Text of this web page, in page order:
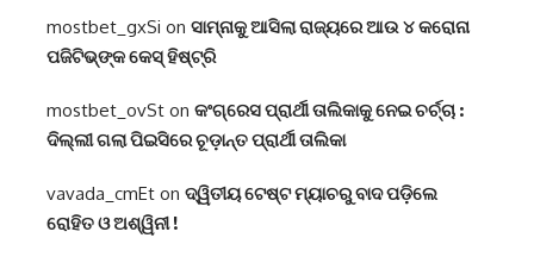
mostbet_gxSi on ସାମ୍ନାକୁ ଆସିଲା ରାଜ୍ୟରେ ଆଉ ୪ କରୋନା
ପଜିଟିଭ୍‌ଙ୍କ କେସ୍‌ ହିଷ୍ଟ୍ରି
mostbet_ovSt on କଂଗ୍ରେସ ପ୍ରାର୍ଥୀ ତାଲିକାକୁ ନେଇ ଚର୍ଚ୍ଚା :
ଦିଲ୍ଲୀ ଗଲା ପିଇସିରେ ଚୂଡ଼ାନ୍ତ ପ୍ରାର୍ଥୀ ତାଲିକା
vavada_cmEt on ଦ୍ୱିତୀୟ ଟେଷ୍ଟ ମ୍ୟାଚରୁ ବାଦ ପଡ଼ିଲେ
ରୋହିତ ଓ ଅଶ୍ୱିନୀ !